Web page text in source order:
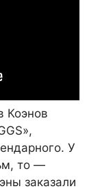
Коэнов
У
то —
заказали